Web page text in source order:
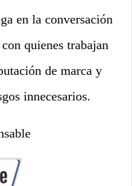
en la conversación
quienes trabajan
de marca y
innecesarios.